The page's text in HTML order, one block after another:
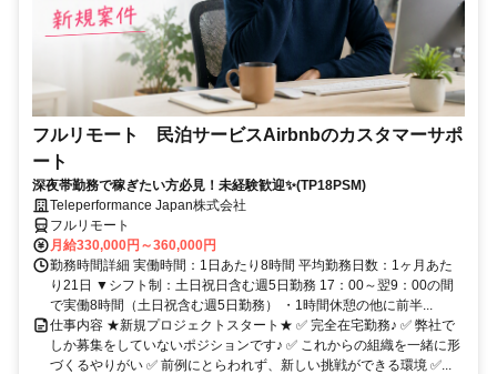
フルリモート 民泊サービスAirbnbのカスタマーサポ
ート
深夜帯勤務で稼ぎたい方必見！未経験歓迎✨(TP18PSM)
Teleperformance Japan株式会社
フルリモート
月給330,000円～360,000円
勤務時間詳細 実働時間：1日あたり8時間 平均勤務日数：1ヶ月あた
り21日 ▼シフト制：土日祝日含む週5日勤務 17：00～翌9：00の間
で実働8時間（土日祝含む週5日勤務） ・1時間休憩の他に前半...
仕事内容 ★新規プロジェクトスタート★ ✅ 完全在宅勤務♪ ✅ 弊社で
しか募集をしていないポジションです♪ ✅ これからの組織を一緒に形
づくるやりがい ✅ 前例にとらわれず、新しい挑戦ができる環境 ✅...